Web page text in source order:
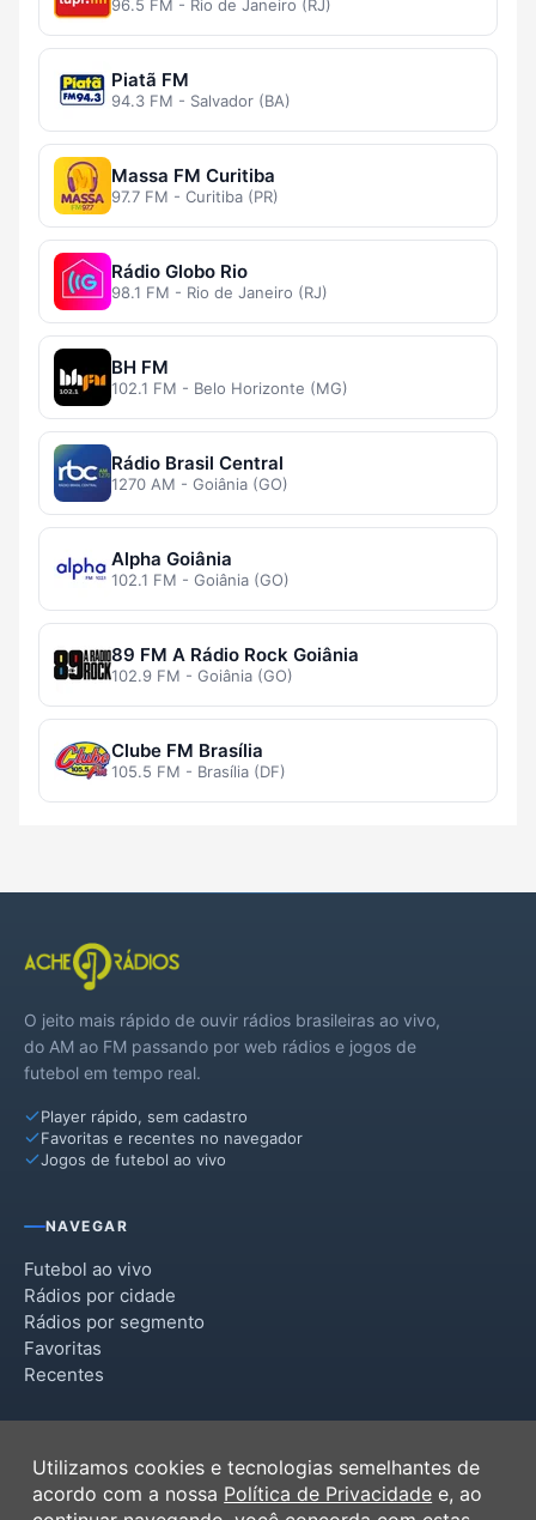
96.5 FM - Rio de Janeiro (RJ)
Piatã FM
94.3 FM - Salvador (BA)
Massa FM Curitiba
97.7 FM - Curitiba (PR)
Rádio Globo Rio
98.1 FM - Rio de Janeiro (RJ)
BH FM
102.1 FM - Belo Horizonte (MG)
Rádio Brasil Central
1270 AM - Goiânia (GO)
Alpha Goiânia
102.1 FM - Goiânia (GO)
89 FM A Rádio Rock Goiânia
102.9 FM - Goiânia (GO)
Clube FM Brasília
105.5 FM - Brasília (DF)
O jeito mais rápido de ouvir rádios brasileiras ao vivo,
do AM ao FM passando por web rádios e jogos de
futebol em tempo real.
Player rápido, sem cadastro
Favoritas e recentes no navegador
Jogos de futebol ao vivo
NAVEGAR
Futebol ao vivo
Rádios por cidade
Rádios por segmento
Favoritas
Recentes
Termos de Uso
Política de Privacidade
Utilizamos cookies e tecnologias semelhantes de
acordo com a nossa Política de Privacidade e, ao